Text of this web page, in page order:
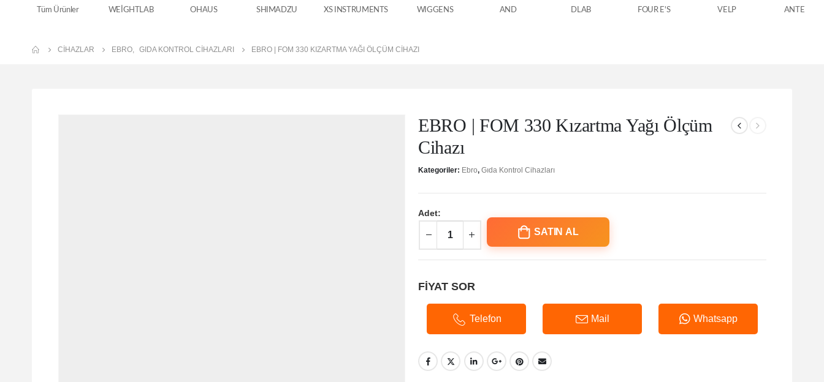
Tüm Ürünler WEİGHTLAB OHAUS SHIMADZU XS INSTRUMENTS WIGGENS AND DLAB FOUR E'S VELP ANTECH
CIHAZLAR EBRO GIDA KONTROL CIHAZLARI EBRO | FOM 330 KIZARTMA YAĞI ÖLÇÜM CIHAZI
EBRO | FOM 330 Kızartma Yağı Ölçüm
Cihazı
Kategoriler: Ebro, Gıda Kontrol Cihazları
Adet:
SATIN AL
FİYAT SOR
Telefon Mail Whatsapp